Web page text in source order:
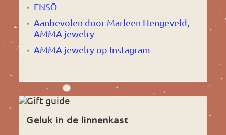
ENSŌ
Aanbevolen door Marleen Hengeveld,
AMMA jewelry
AMMA jewelry op Instagram
Geluk in de linnenkast